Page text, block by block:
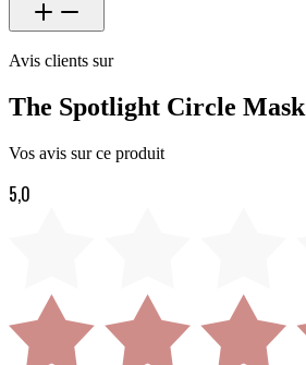
Avis clients sur
The Spotlight Circle Mask
Vos avis sur ce produit
5,0